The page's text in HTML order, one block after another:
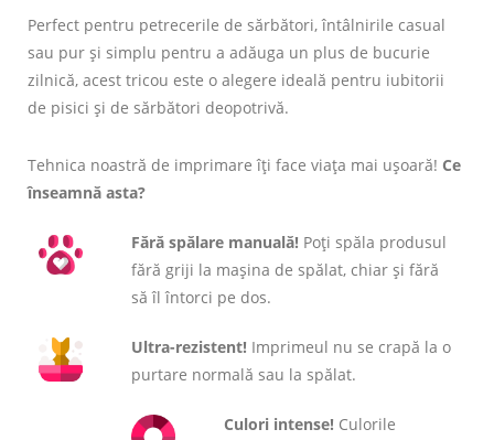
Perfect pentru petrecerile de sărbători, întâlnirile casual
sau pur și simplu pentru a adăuga un plus de bucurie
zilnică, acest tricou este o alegere ideală pentru iubitorii
de pisici și de sărbători deopotrivă.
Tehnica noastră de imprimare îți face viața mai ușoară! Ce
înseamnă asta?
Fără spălare manuală! Poți spăla produsul
fără griji la mașina de spălat, chiar și fără
să îl întorci pe dos.
Ultra-rezistent! Imprimeul nu se crapă la o
purtare normală sau la spălat.
Culori intense! Culorile